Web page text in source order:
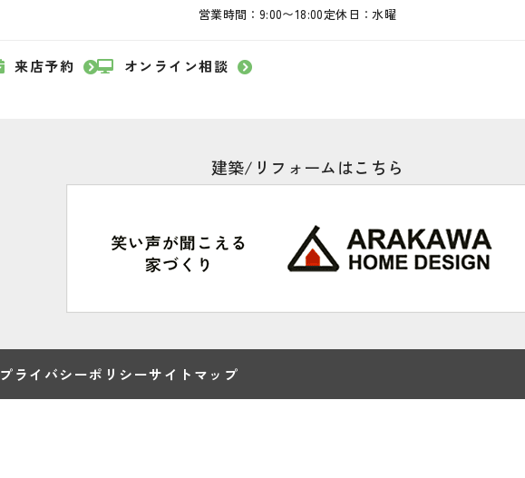
営業時間：9:00〜18:00定休日：水曜
来店予約 オンライン相談
建築/リフォームはこちら
プライバシーポリシーサイトマップ